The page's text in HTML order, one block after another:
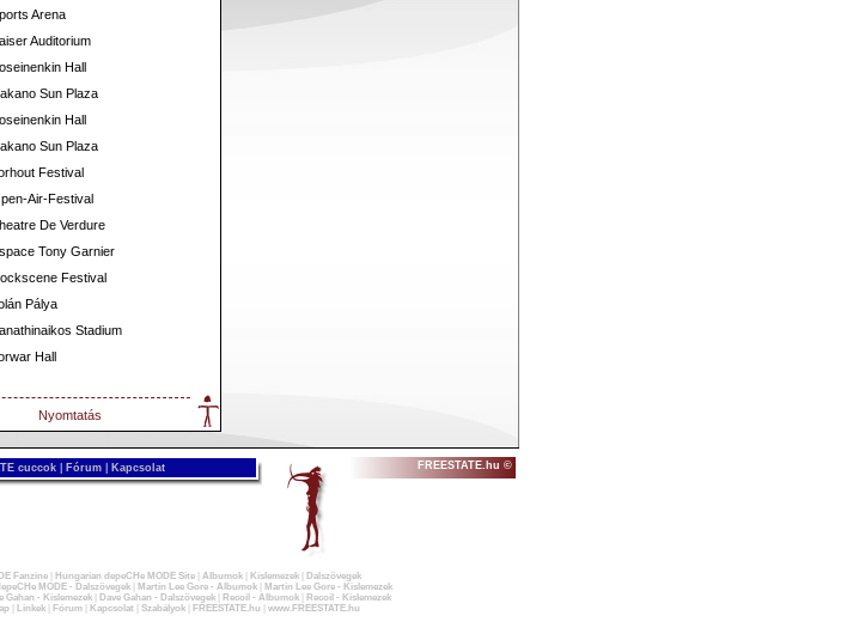
Arena
Auditorium
Hall
Sun Plaza
Hall
Sun Plaza
Festival
Air-Festival
De Verdure
Tony Garnier
Festival
Pálya
Stadium
Hall
Nyomtatás
cuccok Fórum Kapcsolat FREESTATE.hu ©
Fanzine| Hungarian depeCHe MODE Site| Albumok| Kislemezek|
Dalszövegek
MODE - Dalszövegek| Martin Lee Gore - Albumok|
Martin Lee Gore - Kislemezek
Gahan - Kislemezek| Dave Gahan - Dalszövegek| Recoil - Albumok|
Recoil - Kislemezek
| Linkek| Fórum| Kapcsolat| Szabályok| FREESTATE.hu www.FREESTATE.hu